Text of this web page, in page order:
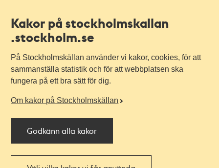
Kakor på stockholmskallan
.stockholm.se
På Stockholmskällan använder vi kakor, cookies, för att
sammanställa statistik och för att webbplatsen ska
fungera på ett bra sätt för dig.
Om kakor på Stockholmskällan
Godkänn alla kakor